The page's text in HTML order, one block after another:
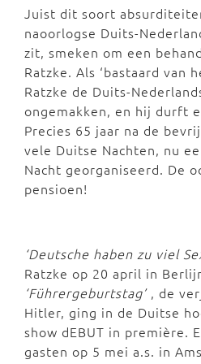
Juist dit soort
naoorlogse Duits-
zit, smeken om een
Ratzke. Als ‘bastaard van
Ratzke de Duits-
ongemakken, en hij durft
Precies 65 jaar na de
vele Duitse Nachten, nu
Nacht georganiseerd. De
pensioen!
‘Deutsche haben zu viel
Ratzke op 20 april in
‘Führergeburtstag’, de
Hitler, ging in de Duitse
show dEBUT in première.
gasten op 5 mei a.s. in